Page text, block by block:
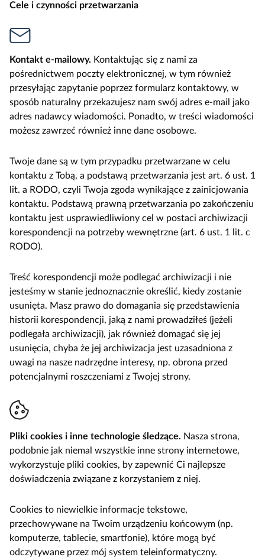
Cele i czynności przetwarzania
Kontakt e-mailowy. Kontaktując się z nami za
pośrednictwem poczty elektronicznej, w tym również
przesyłając zapytanie poprzez formularz kontaktowy, w
sposób naturalny przekazujesz nam swój adres e-mail jako
adres nadawcy wiadomości. Ponadto, w treści wiadomości
możesz zawrzeć również inne dane osobowe.
Twoje dane są w tym przypadku przetwarzane w celu
kontaktu z Tobą, a podstawą przetwarzania jest art. 6 ust. 1
lit. a RODO, czyli Twoja zgoda wynikające z zainicjowania
kontaktu. Podstawą prawną przetwarzania po zakończeniu
kontaktu jest usprawiedliwiony cel w postaci archiwizacji
korespondencji na potrzeby wewnętrzne (art. 6 ust. 1 lit. c
RODO).
Treść korespondencji może podlegać archiwizacji i nie
jesteśmy w stanie jednoznacznie określić, kiedy zostanie
usunięta. Masz prawo do domagania się przedstawienia
historii korespondencji, jaką z nami prowadziłeś (jeżeli
podlegała archiwizacji), jak również domagać się jej
usunięcia, chyba że jej archiwizacja jest uzasadniona z
uwagi na nasze nadrzędne interesy, np. obrona przed
potencjalnymi roszczeniami z Twojej strony.
Pliki cookies i inne technologie śledzące. Nasza strona,
podobnie jak niemal wszystkie inne strony internetowe,
wykorzystuje pliki cookies, by zapewnić Ci najlepsze
doświadczenia związane z korzystaniem z niej.
Cookies to niewielkie informacje tekstowe,
przechowywane na Twoim urządzeniu końcowym (np.
komputerze, tablecie, smartfonie), które mogą być
odczytywane przez mój system teleinformatyczny.